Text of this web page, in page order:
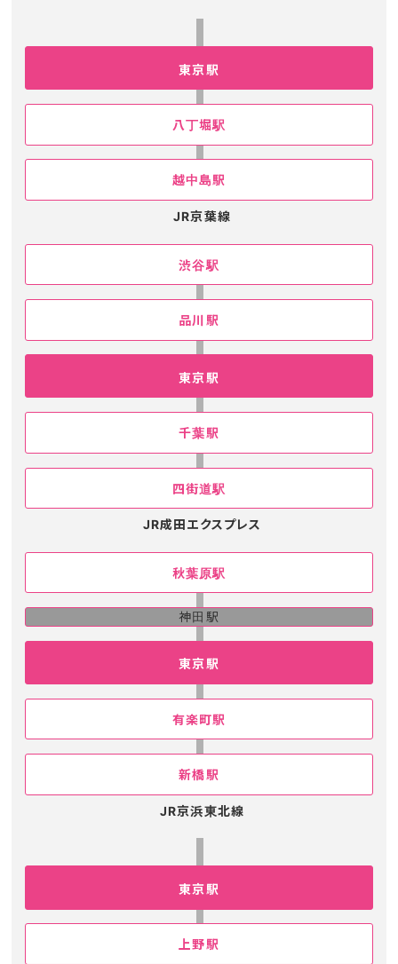
東京駅
八丁堀駅
越中島駅
JR京葉線
渋谷駅
品川駅
東京駅
千葉駅
四街道駅
JR成田エクスプレス
秋葉原駅
神田駅
東京駅
有楽町駅
新橋駅
JR京浜東北線
東京駅
上野駅